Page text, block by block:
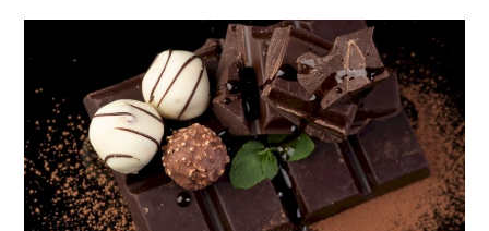
Hingga
Menjadi
Bar:
Perjalanan
Rasa
Dalam
Setiap
Tahap